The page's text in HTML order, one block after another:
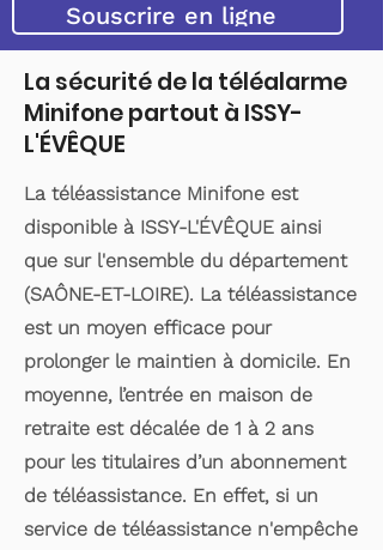
Souscrire en ligne
La sécurité de la téléalarme
Minifone partout à ISSY-
L'ÉVÊQUE
La téléassistance Minifone est
disponible à ISSY-L'ÉVÊQUE ainsi
que sur l'ensemble du département
(SAÔNE-ET-LOIRE). La téléassistance
est un moyen efficace pour
prolonger le maintien à domicile. En
moyenne, l’entrée en maison de
retraite est décalée de 1 à 2 ans
pour les titulaires d’un abonnement
de téléassistance. En effet, si un
service de téléassistance n'empêche